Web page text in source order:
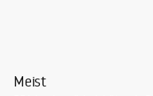
Meist